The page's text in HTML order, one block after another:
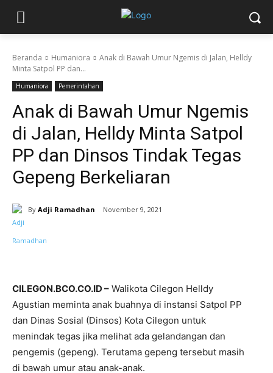
Beranda Humaniora
Anak di Bawah Umur Ngemis di Jalan, Helldy
Minta Satpol PP dan...
Humaniora Pemerintahan
Anak di Bawah Umur Ngemis
di Jalan, Helldy Minta Satpol
PP dan Dinsos Tindak Tegas
Gepeng Berkeliaran
By Adji Ramadhan November 9, 2021
CILEGON.BCO.CO.ID – Walikota Cilegon Helldy
Agustian meminta anak buahnya di instansi Satpol PP
dan Dinas Sosial (Dinsos) Kota Cilegon untuk
menindak tegas jika melihat ada gelandangan dan
pengemis (gepeng). Terutama gepeng tersebut masih
di bawah umur atau anak-anak.